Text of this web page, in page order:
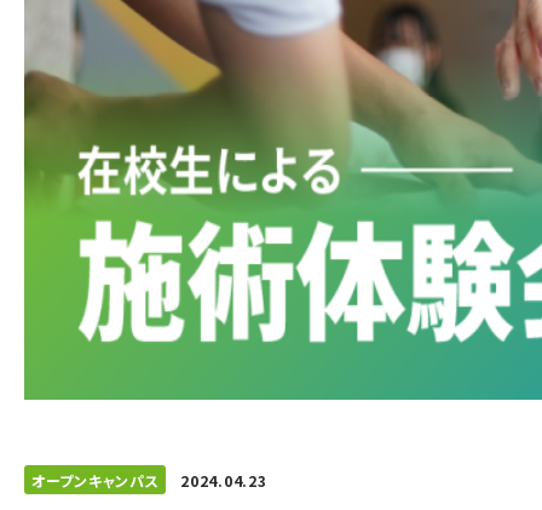
オープンキャンパス 2024.04.23